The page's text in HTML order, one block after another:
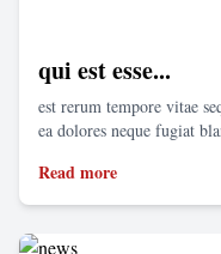
qui est esse...
est rerum tempore vitae
ea dolores neque fugiat
Read more